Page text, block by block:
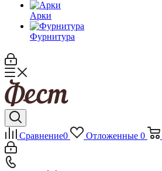
Арки
Фурнитура
Сравнение0 Отложенные 0